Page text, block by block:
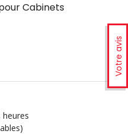
Votre avis
Cabinets
heures